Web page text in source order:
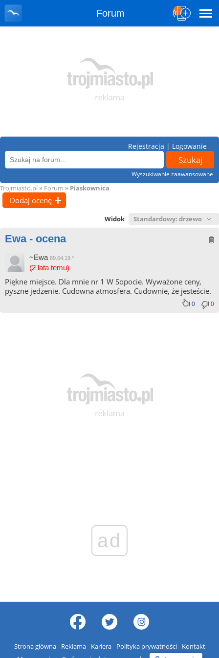
Forum
Wyszukiwanie zaawansowane
Rejestracja | Logowanie
Trojmiasto.pl » Forum » Piaskownica
Dodaj ocenę
Widok
Ewa - ocena
~Ewa 89.64.19.*
(2 lata temu)
Piękne miejsce. Dla mnie nr 1 W Sopocie. Wyważone ceny,
pyszne jedzenie. Cudowna atmosfera. Cudownie, że jesteście.
0 0
ad
Strona główna Reklama Kariera Polityka prywatności
Kontakt